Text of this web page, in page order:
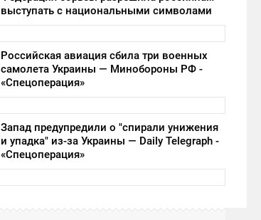
выступать с национальными символами
Российская авиация сбила три военных
самолета Украины — Минобороны РФ -
«Спецоперация»
Запад предупредили о "спирали унижения
и упадка" из-за Украины — Daily Telegraph -
«Спецоперация»